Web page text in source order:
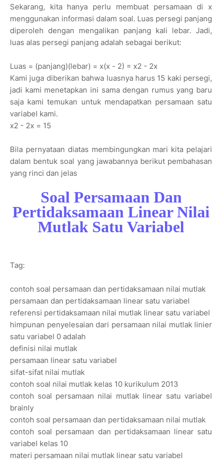
Sekarang, kita hanya perlu membuat persamaan di x
menggunakan informasi dalam soal. Luas persegi panjang
diperoleh dengan mengalikan panjang kali lebar. Jadi,
luas alas persegi panjang adalah sebagai berikut:
Luas = (panjang)(lebar) = x(x - 2) = x2 - 2x
Kami juga diberikan bahwa luasnya harus 15 kaki persegi,
jadi kami menetapkan ini sama dengan rumus yang baru
saja kami temukan untuk mendapatkan persamaan satu
variabel kami.
x2 - 2x = 15
Bila pernyataan diatas membingungkan mari kita pelajari
dalam bentuk soal yang jawabannya berikut pembahasan
yang rinci dan jelas
Soal Persamaan Dan
Pertidaksamaan Linear Nilai
Mutlak Satu Variabel
Tag:
contoh soal persamaan dan pertidaksamaan nilai mutlak
persamaan dan pertidaksamaan linear satu variabel
referensi pertidaksamaan nilai mutlak linear satu variabel
himpunan penyelesaian dari persamaan nilai mutlak linier
satu variabel 0 adalah
definisi nilai mutlak
persamaan linear satu variabel
sifat-sifat nilai mutlak
contoh soal nilai mutlak kelas 10 kurikulum 2013
contoh soal persamaan nilai mutlak linear satu variabel
brainly
contoh soal persamaan dan pertidaksamaan nilai mutlak
contoh soal persamaan dan pertidaksamaan linear satu
variabel kelas 10
materi persamaan nilai mutlak linear satu variabel